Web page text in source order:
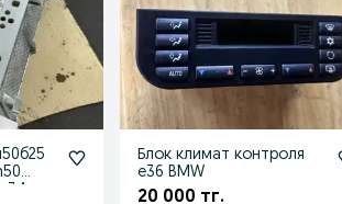
Блок климат контроля
е36 BMW
20 000 тг.